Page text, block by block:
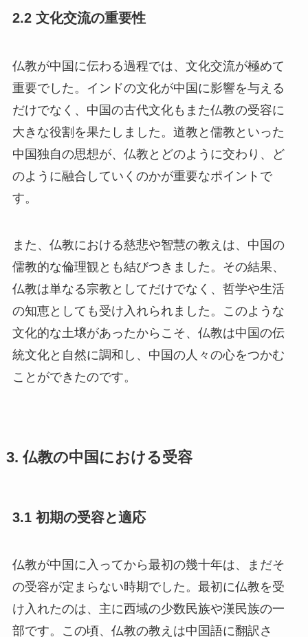
2.2 文化交流の重要性
仏教が中国に伝わる過程では、文化交流が極めて
重要でした。インドの文化が中国に影響を与える
だけでなく、中国の古代文化もまた仏教の受容に
大きな役割を果たしました。道教と儒教といった
中国独自の思想が、仏教とどのように交わり、ど
のように融合していくのかが重要なポイントで
す。
また、仏教における慈悲や智慧の教えは、中国の
儒教的な倫理観とも結びつきました。その結果、
仏教は単なる宗教としてだけでなく、哲学や生活
の知恵としても受け入れられました。このような
文化的な土壌があったからこそ、仏教は中国の伝
統文化と自然に調和し、中国の人々の心をつかむ
ことができたのです。
3. 仏教の中国における受容
3.1 初期の受容と適応
仏教が中国に入ってから最初の幾十年は、まだそ
の受容が定まらない時期でした。最初に仏教を受
け入れたのは、主に西域の少数民族や漢民族の一
部です。この頃、仏教の教えは中国語に翻訳さ